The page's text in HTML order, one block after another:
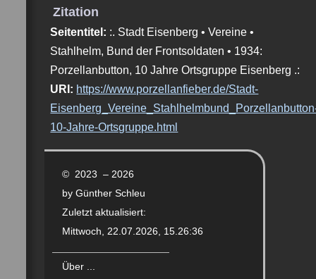
Zitation
Seitentitel: :. Stadt Eisenberg • Vereine •
Stahlhelm, Bund der Frontsoldaten • 1934:
Porzellanbutton, 10 Jahre Ortsgruppe Eisenberg .:
URI: https://www.porzellanfieber.de/Stadt-
10-Jahre-Ortsgruppe.html
© 2023 – 2026
by Günther Schleu
Zuletzt aktualisiert:
Mittwoch, 22.07.2026, 15.26:36
Über ...